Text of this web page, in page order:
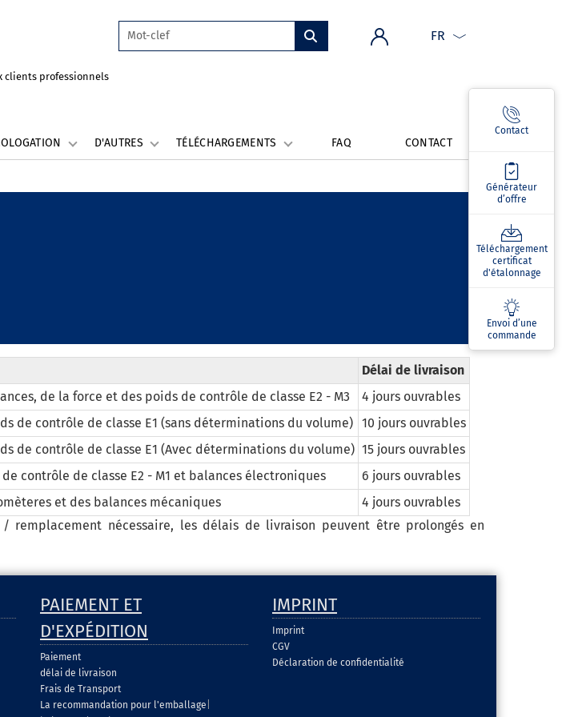
FR
clients professionnels
Contact
Générateur
d’offre
Téléchargement
certificat
d'étalonnage
Envoi d’une
commande
D'AUTRES TÉLÉCHARGEMENTS FAQ CONTACT
Délai de livraison
de la force et des poids de contrôle de classe E2 - M3
4 jours ouvrables
de contrôle de classe E1 (sans déterminations du volume)
10 jours ouvrables
de contrôle de classe E1 (Avec déterminations du volume) 15 jours ouvrables
contrôle de classe E2 - M1 et balances électroniques
6 jours ouvrables
et des balances mécaniques
4 jours ouvrables
remplacement nécessaire, les délais de livraison peuvent être prolongés en
PAIEMENT ET
D'EXPÉDITION
Paiement
délai de livraison
Frais de Transport
La recommandation pour l'emballage
IMPRINT
Imprint
CGV
Déclaration de confidentialité